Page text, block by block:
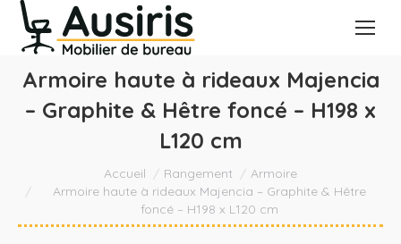
Armoire haute à rideaux Majencia
– Graphite & Hêtre foncé – H198 x
L120 cm
Vous êtes ici :Accueil Rangement
Armoire
Armoire haute à rideaux Majencia – Graphite & Hêtre
foncé – H198 x L120 cm